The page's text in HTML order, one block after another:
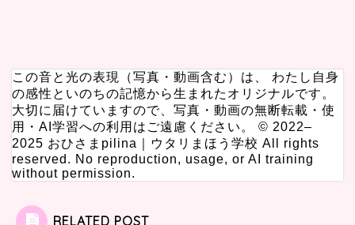
この音と光の表現（写真・動画含む）は、 わたし自身
の感性といのちの記憶から生まれたオリジナルです。
大切に届けていますので、写真・動画の無断転載・使
用・AI学習への利用はご遠慮ください。 © 2022–
2025 おひさまpilina｜ウタリまほう学校 All rights
reserved. No reproduction, usage, or AI training
without permission.
RELATED POST